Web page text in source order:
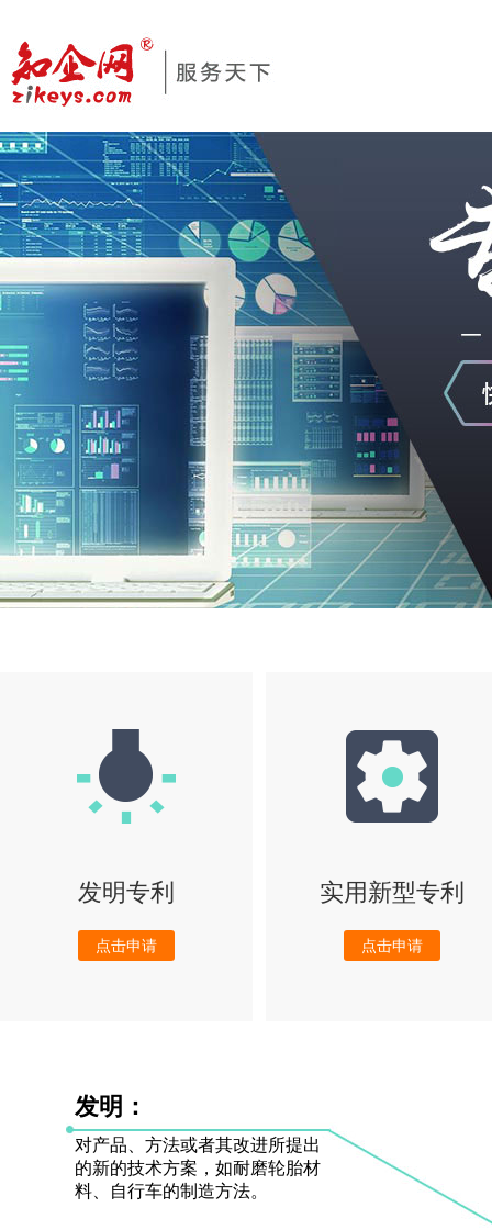
发明专利
点击申请
实用新型专利
点击申请
发明：
对产品、方法或者其改进所提出
的新的技术方案，如耐磨轮胎材
料、自行车的制造方法。